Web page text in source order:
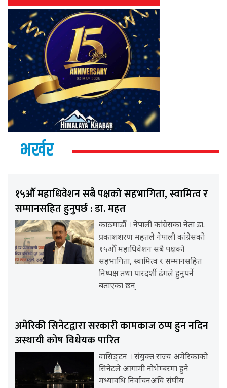
भर्खर
१५औँ महाधिवेशन सबै पक्षको सहभागिता, स्वामित्व र
सम्मानसहित हुनुपर्छ : डा. महत
काठमाडौँ । नेपाली कांग्रेसका नेता डा.
प्रकाशशरण महतले नेपाली कांग्रेसको
१५औँ महाधिवेशन सबै पक्षको
सहभागिता, स्वामित्व र सम्मानसहित
निष्पक्ष तथा पारदर्शी ढंगले हुनुपर्ने
बताएका छन्
अमेरिकी सिनेटद्वारा सरकारी कामकाज ठप्प हुन नदिन
अस्थायी कोष विधेयक पारित
वासिङ्टन । संयुक्त राज्य अमेरिकाको
सिनेटले आगामी नोभेम्बरमा हुने
मध्यावधि निर्वाचनअघि संघीय